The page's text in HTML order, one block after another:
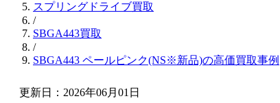
スプリングドライブ買取
/
SBGA443買取
/
SBGA443 ペールピンク(NS※新品)の高価買取事例
更新日：2026年06月01日